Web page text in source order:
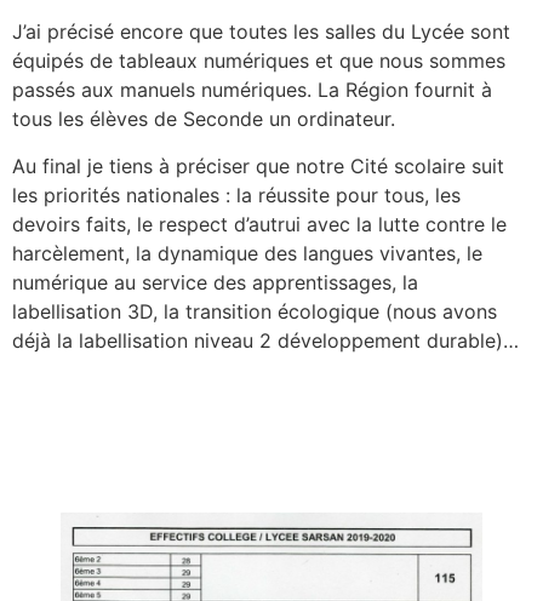
J’ai précisé encore que toutes les salles du Lycée sont
équipés de tableaux numériques et que nous sommes
passés aux manuels numériques. La Région fournit à
tous les élèves de Seconde un ordinateur.
Au final je tiens à préciser que notre Cité scolaire suit
les priorités nationales : la réussite pour tous, les
devoirs faits, le respect d’autrui avec la lutte contre le
harcèlement, la dynamique des langues vivantes, le
numérique au service des apprentissages, la
labellisation 3D, la transition écologique (nous avons
déjà la labellisation niveau 2 développement durable)…